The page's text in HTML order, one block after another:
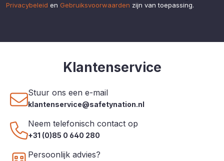
Privacybeleid en Gebruiksvoorwaarden zijn van toepassing.
Klantenservice
Stuur ons een e-mail
klantenservice@safetynation.nl
Neem telefonisch contact op
+31 (0)85 0 640 280
Persoonlijk advies?